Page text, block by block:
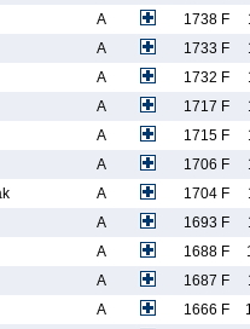
A 1738 F
A 1733 F
A 1732 F
A 1717 F
A 1715 F
A 1706 F
A 1704 F
A 1693 F
A 1688 F
A 1687 F
A 1666 F